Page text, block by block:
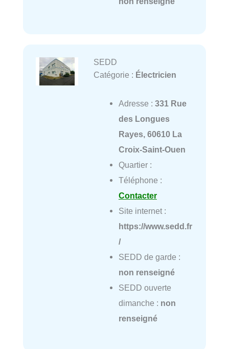
SEDD
Catégorie : Électricien
Adresse : 331 Rue
des Longues
Rayes, 60610 La
Croix-Saint-Ouen
Quartier :
Téléphone :
Contacter
Site internet :
https://www.sedd.fr
/
SEDD de garde :
non renseigné
SEDD ouverte
dimanche : non
renseigné